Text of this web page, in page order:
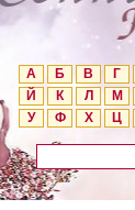
А Б В Г
Й
К Л М
У
Ф Х Ц